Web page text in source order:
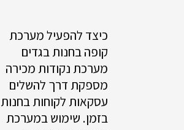
כיצד להפעיל מערכת
קופה בחנות בגדים
מערכת נקודות מכירה
מספקת דרך להשלים
עסקאות לקוחות בחנות
בזמן. שימוש במערכת